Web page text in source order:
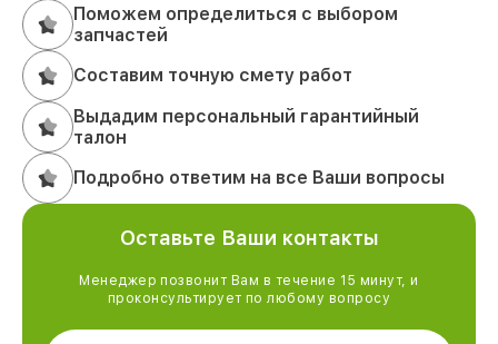
Поможем определиться с выбором
запчастей
Составим точную смету работ
Выдадим персональный гарантийный
талон
Подробно ответим на все Ваши вопросы
Оставьте Ваши контакты
Менеджер позвонит Вам в течение 15 минут, и
проконсультирует по любому вопросу